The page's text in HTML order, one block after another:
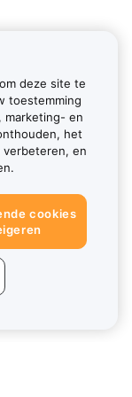
deze site te
toestemming
marketing- en
het
en
cookies